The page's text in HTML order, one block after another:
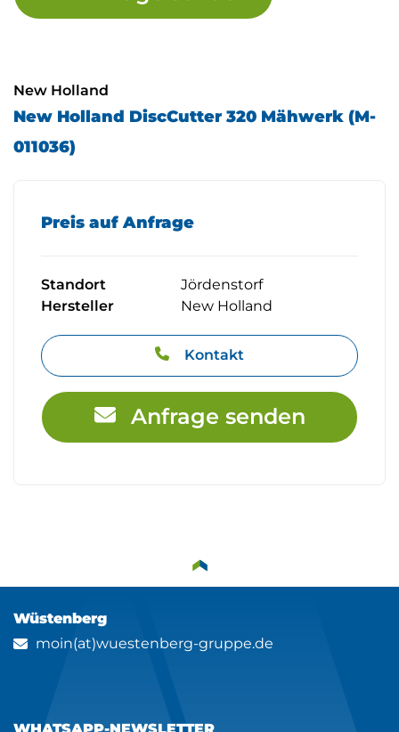
New Holland
New Holland DiscCutter 320 Mähwerk (M-
011036)
Preis auf Anfrage
Standort
Jördenstorf
Hersteller
New Holland
Kontakt
Anfrage senden
Wüstenberg
moin(at)wuestenberg-gruppe.de